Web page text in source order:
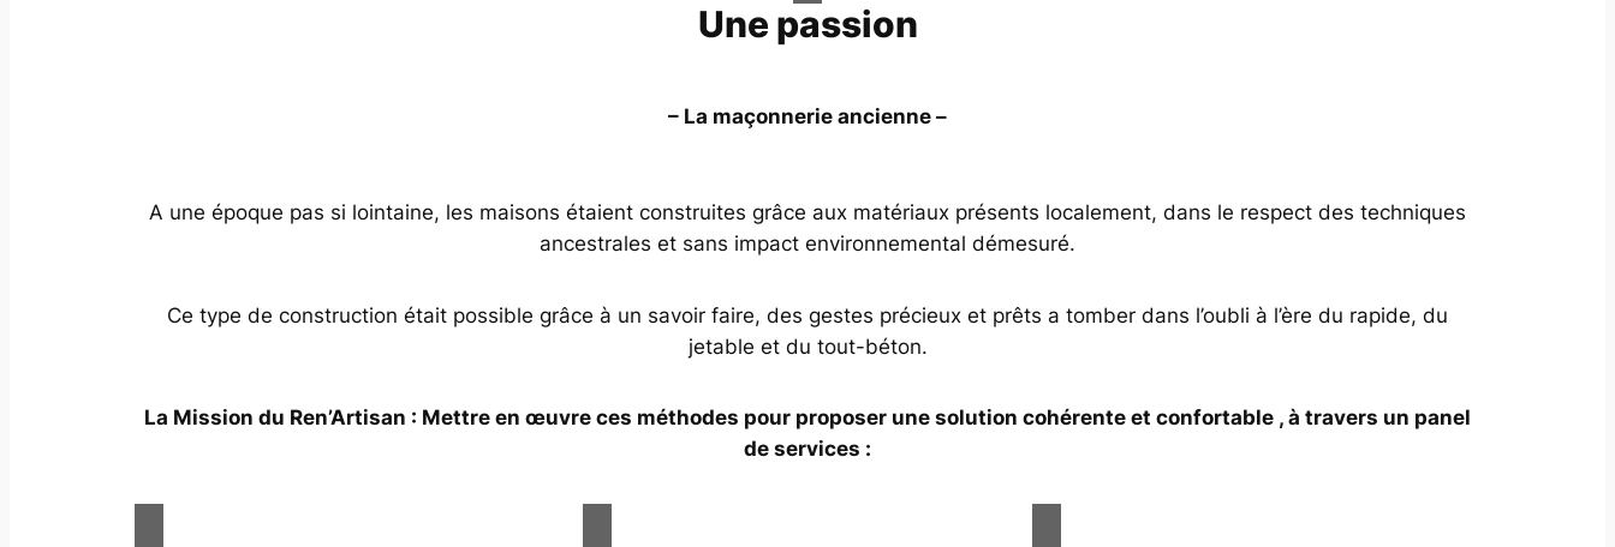
Une passion
– La maçonnerie ancienne –
A une époque pas si lointaine, les maisons étaient construites grâce aux matériaux présents localement, dans le respect des techniques
ancestrales et sans impact environnemental démesuré.
Ce type de construction était possible grâce à un savoir faire, des gestes précieux et prêts a tomber dans l’oubli à l’ère du rapide, du
jetable et du tout-béton.
La Mission du Ren’Artisan : Mettre en œuvre ces méthodes pour proposer une solution cohérente et confortable , à travers un panel
de services :